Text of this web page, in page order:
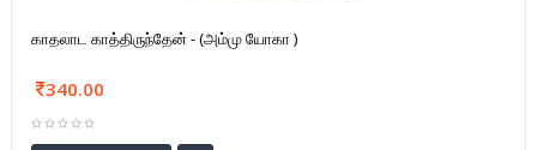
காதலாட காத்திருந்தேன் - (அம்மு யோகா )
340.00